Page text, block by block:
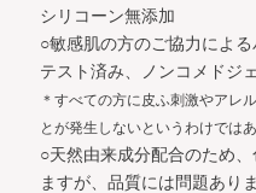
シリコーン無添加
○敏感肌の方のご協力によ
テスト済み、ノンコメドジ
＊すべての方に皮ふ刺激やアレ
とが発生しないというわけではあ
○天然由来成分配合のため
ますが、品質には問題あり